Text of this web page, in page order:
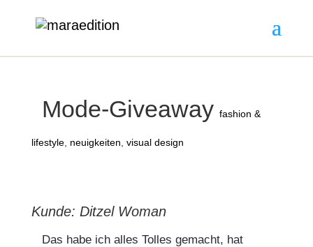
Mode-Giveaway fashion &
lifestyle, neuigkeiten visual design
Kunde: Ditzel Woman
Das habe ich alles Tolles gemacht, hat